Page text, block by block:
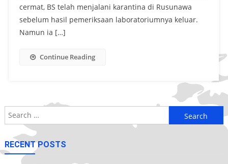
cermat, BS telah menjalani karantina di Rusunawa
sebelum hasil pemeriksaan laboratoriumnya keluar.
Namun ia […]
Continue Reading
Search
for:
RECENT POSTS